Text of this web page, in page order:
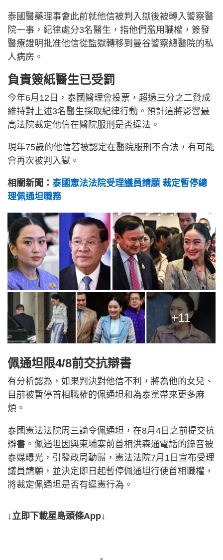
泰國醫藥理事會此前就他信被判入獄後被轉入警察醫
院一事，紀律處分3名醫生，指他們濫用職權，簽發
醫療證明批准他信從監獄轉移到曼谷警察總醫院的私
人病房。
負責簽紙醫生已受罰
今年6月12日，泰國醫理會投票，超過三分之二贊成
維持對上述3名醫生採取紀律行動。預計這將影響最
高法院裁定他信在醫院服刑是否違法。
現年75歲的他信若被認定在醫院服刑不合法，有可能
會再次被判入獄。
相關新聞： 泰國憲法法院受理議員請願 裁定暫停總
理佩通坦職務
+11
佩通坦限4/8前交抗辯書
有分析認為，如果判決對他信不利，將為他的女兒、
目前被暫停首相職權的佩通坦和為泰黨帶來更多麻
煩。
泰國憲法法院周三諭令佩通坦，在8月4日之前提交抗
辯書。佩通坦因與柬埔寨前首相洪森通電話的錄音被
泰媒曝光，引發政局動盪，憲法法院7月1日宣布受理
議員請願，並決定即日起暫停佩通坦行使首相職權，
將裁定佩通坦是否有違憲行為。
↓立即下載星島頭條App↓